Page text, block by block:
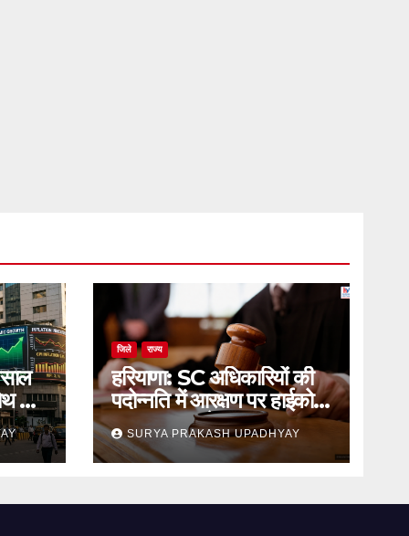
का
जिले राज्य
हरियाणा: SC अधिकारियों की
पदोन्नति में आरक्षण पर हाईकोर्ट
का स्थगन आदेश
SURYA PRAKASH UPADHYAY